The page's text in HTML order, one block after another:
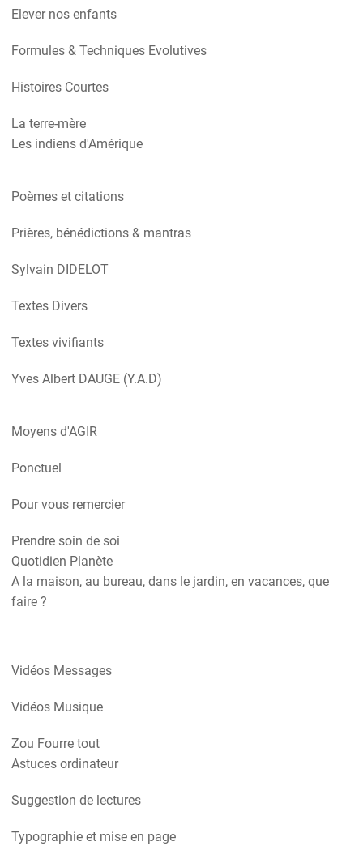
Elever nos enfants
Formules & Techniques Evolutives
Histoires Courtes
La terre-mère
Les indiens d'Amérique
Poèmes et citations
Prières, bénédictions & mantras
Sylvain DIDELOT
Textes Divers
Textes vivifiants
Yves Albert DAUGE (Y.A.D)
Moyens d'AGIR
Ponctuel
Pour vous remercier
Prendre soin de soi
Quotidien Planète
A la maison, au bureau, dans le jardin, en vacances, que
faire ?
Vidéos Messages
Vidéos Musique
Zou Fourre tout
Astuces ordinateur
Suggestion de lectures
Typographie et mise en page